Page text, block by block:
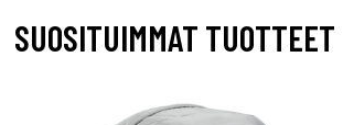
SUOSITUIMMAT TUOTTEET